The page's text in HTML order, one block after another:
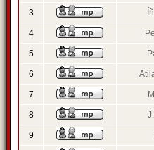
3
4
5
6
7
8
9